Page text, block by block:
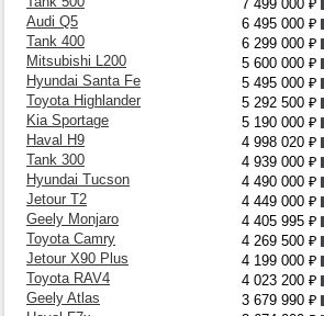
7 499 000 ₽
Audi Q5
6 495 000 ₽
Tank 400
6 299 000 ₽
Mitsubishi L200
5 600 000 ₽
Hyundai Santa Fe
5 495 000 ₽
Toyota Highlander
5 292 500 ₽
Kia Sportage
5 190 000 ₽
Haval H9
4 998 020 ₽
Tank 300
4 939 000 ₽
Hyundai Tucson
4 490 000 ₽
Jetour T2
4 449 000 ₽
Geely Monjaro
4 405 995 ₽
Toyota Camry
4 269 500 ₽
Jetour X90 Plus
4 199 000 ₽
Toyota RAV4
4 023 200 ₽
Geely Atlas
3 679 990 ₽